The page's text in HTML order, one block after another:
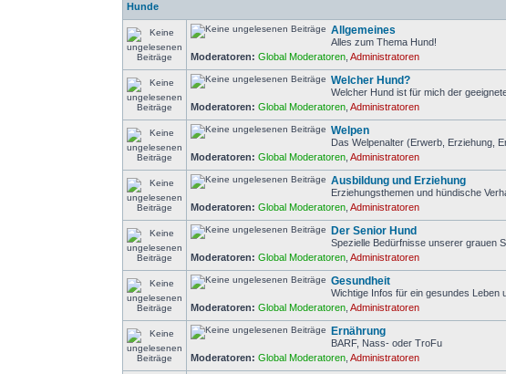
Hunde
Allgemeines
Alles zum Thema Hund!
Moderatoren: Global Moderatoren ,Administratoren
Welcher Hund?
Welcher Hund ist für mich der
Moderatoren: Global Moderatoren ,Administratoren
Welpen
Das Welpenalter (Erwerb, Erziehung,
Moderatoren: Global Moderatoren ,Administratoren
Ausbildung und Erziehung
Erziehungsthemen und hündische
Moderatoren: Global Moderatoren ,Administratoren
Der Senior Hund
Spezielle Bedürfnisse unserer grauen
Moderatoren: Global Moderatoren ,Administratoren
Gesundheit
Wichtige Infos für ein gesundes Leben
Moderatoren: Global Moderatoren ,Administratoren
Ernährung
BARF, Nass- oder TroFu
Moderatoren: Global Moderatoren ,Administratoren